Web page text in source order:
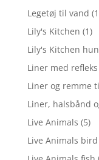
Legetøj til vand
Lily's Kitchen (1)
Lily's Kitchen
Liner med refleks
Liner og remme
Liner, halsbånd
Live Animals (5)
Live Animals bird